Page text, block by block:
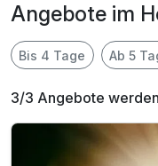
Angebote im
Bis 4 Tage Ab 5
3/3 Angebote